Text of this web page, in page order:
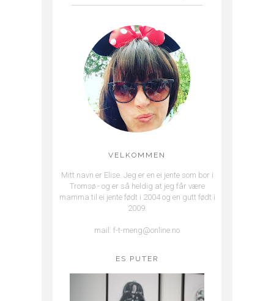
VELKOMMEN
Mitt navn er Elise. Jeg er en ei jente som bor i
Tromsø - og er så heldig at jeg får være
mamma til ei jente født i 2004 og en gutt født i
2009.
mail: f-t-meng@online.no
ES PUTER